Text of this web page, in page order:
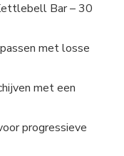
Bar – 30
met losse
met een
progressieve